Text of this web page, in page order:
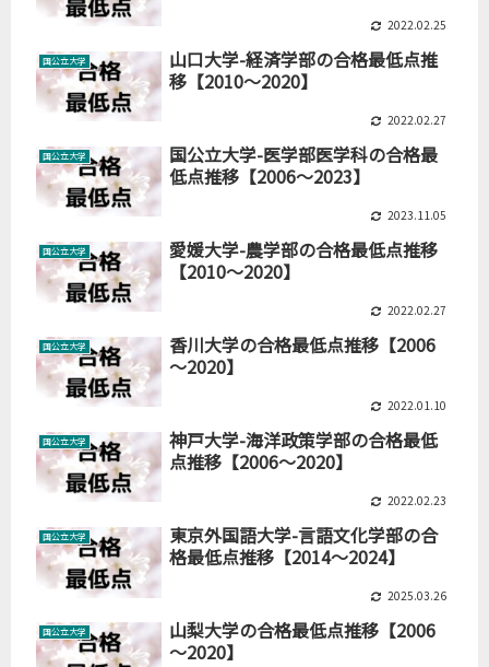
2022.02.25
国公立大学
山口大学-経済学部の合格最低点推
移【2010～2020】
2022.02.27
国公立大学
国公立大学-医学部医学科の合格最
低点推移【2006～2023】
2023.11.05
国公立大学
愛媛大学-農学部の合格最低点推移
【2010～2020】
2022.02.27
国公立大学
香川大学の合格最低点推移【2006
～2020】
2022.01.10
国公立大学
神戸大学-海洋政策学部の合格最低
点推移【2006～2020】
2022.02.23
国公立大学
東京外国語大学-言語文化学部の合
格最低点推移【2014～2024】
2025.03.26
国公立大学
山梨大学の合格最低点推移【2006
～2020】